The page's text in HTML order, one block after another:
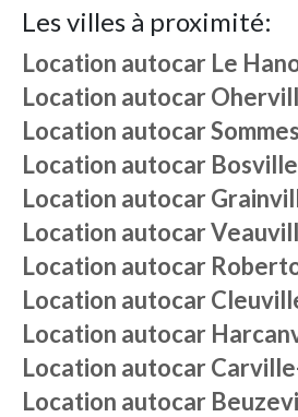
Les villes à proximité:
Location autocar Le
Location autocar
Location autocar
Location autocar Bosville
Location autocar
Location autocar
Location autocar
Location autocar
Location autocar
Location autocar
Location autocar